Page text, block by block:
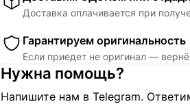
Доставка оплачивается при
Гарантируем оригинальность
Если приедет не оригинал —
Нужна помощь?
Напишите нам в Telegram.